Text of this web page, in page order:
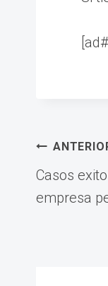
de
Casos
empresa